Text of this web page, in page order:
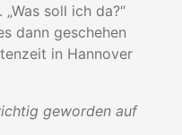
soll ich da?“
dann geschehen
in Hannover
geworden auf